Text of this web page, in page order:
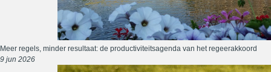
Meer regels, minder resultaat: de productiviteitsagenda van het regeerakkoord
9 jun 2026